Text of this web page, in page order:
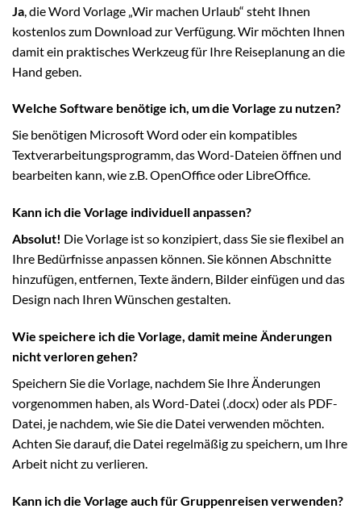
Ja , die Word Vorlage „Wir machen Urlaub“ steht Ihnen
kostenlos zum Download zur Verfügung. Wir möchten Ihnen
damit ein praktisches Werkzeug für Ihre Reiseplanung an die
Hand geben.
Welche Software benötige ich, um die Vorlage zu nutzen?
Sie benötigen Microsoft Word oder ein kompatibles
Textverarbeitungsprogramm, das Word-Dateien öffnen und
bearbeiten kann, wie z.B. OpenOffice oder LibreOffice.
Kann ich die Vorlage individuell anpassen?
Absolut! Die Vorlage ist so konzipiert, dass Sie sie flexibel an
Ihre Bedürfnisse anpassen können. Sie können Abschnitte
hinzufügen, entfernen, Texte ändern, Bilder einfügen und das
Design nach Ihren Wünschen gestalten.
Wie speichere ich die Vorlage, damit meine Änderungen
nicht verloren gehen?
Speichern Sie die Vorlage, nachdem Sie Ihre Änderungen
vorgenommen haben, als Word-Datei (.docx) oder als PDF-
Datei, je nachdem, wie Sie die Datei verwenden möchten.
Achten Sie darauf, die Datei regelmäßig zu speichern, um Ihre
Arbeit nicht zu verlieren.
Kann ich die Vorlage auch für Gruppenreisen verwenden?